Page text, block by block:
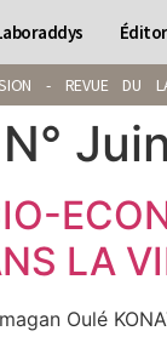
- REVUE DU
N°
LA
Oulé